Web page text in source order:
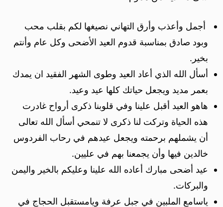
أجمل وأعذب وأرق التهاني نصيغها لكم بقلب محب
وبود صادق بمناسبة قدوم العيد الأضحى وكل عام وأنتم
بخير.
أسأل الله الذي أعاد العيد وطوى الشهر الفقيد ان يمدك
بعمر مديد ويجعل حياتك كلها عيد وعيد.
هاهو العيد أقبل علينا وفي قلوبنا ذكرى أرواح غادرت
هذه الحياة وتركت لنا ذكرى لا تنمحي أسأل الله تعالى
أن يشملهم برحمته ويجعل عيدهم في رحاب الفردوس
خالدين فيها وأن يجمعنا بهم في عليين.
عيد أضحى مبارك أعاده الله علينا وعليكم بالخير واليمن
والبركات.
ياسامع الملبين في جبل عرفة ويامستقبل الحجاج في